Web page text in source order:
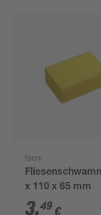
toom
x 110 x 65 mm
3,49 €